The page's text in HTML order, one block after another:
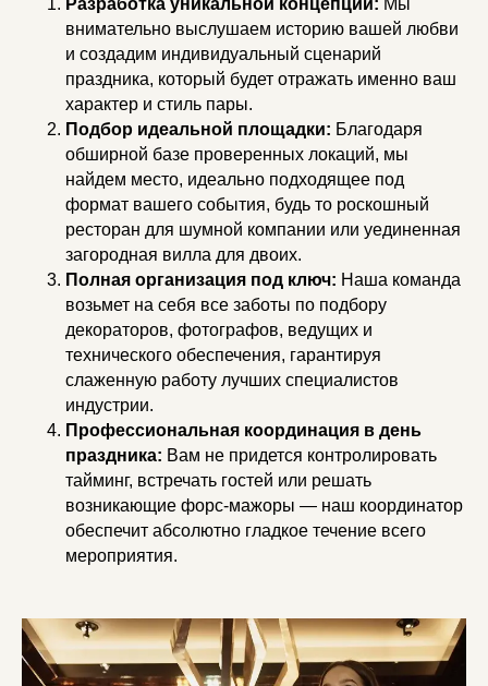
Разработка уникальной концепции: Мы
внимательно выслушаем историю вашей любви
и создадим индивидуальный сценарий
праздника, который будет отражать именно ваш
характер и стиль пары.
Подбор идеальной площадки: Благодаря
обширной базе проверенных локаций, мы
найдем место, идеально подходящее под
формат вашего события, будь то роскошный
ресторан для шумной компании или уединенная
загородная вилла для двоих.
Полная организация под ключ: Наша команда
возьмет на себя все заботы по подбору
декораторов, фотографов, ведущих и
технического обеспечения, гарантируя
слаженную работу лучших специалистов
индустрии.
Профессиональная координация в день
праздника: Вам не придется контролировать
тайминг, встречать гостей или решать
возникающие форс-мажоры — наш координатор
обеспечит абсолютно гладкое течение всего
мероприятия.